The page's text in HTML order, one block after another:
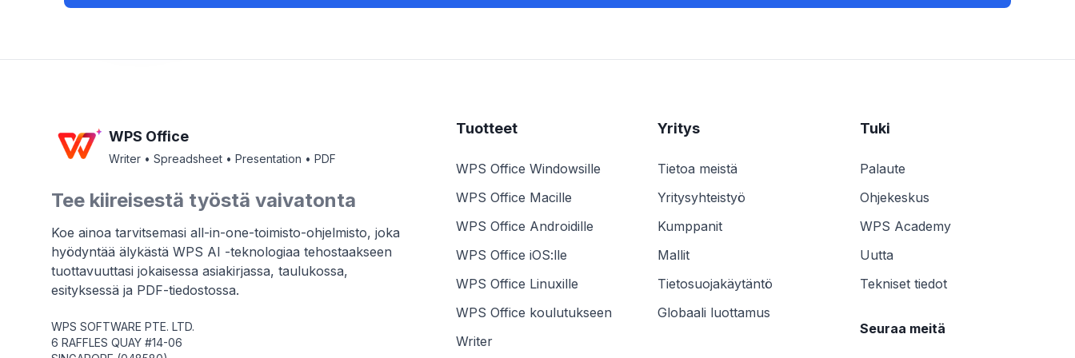
WPS Office
Writer • Spreadsheet • Presentation • PDF
Tee kiireisestä työstä vaivatonta
Koe ainoa tarvitsemasi all-in-one-toimisto-ohjelmisto, joka
hyödyntää älykästä WPS AI -teknologiaa tehostaakseen
tuottavuuttasi jokaisessa asiakirjassa, taulukossa,
esityksessä ja PDF-tiedostossa.
WPS SOFTWARE PTE. LTD.
6 RAFFLES QUAY #14-06
Tuotteet
WPS Office Windowsille
WPS Office Macille
WPS Office Androidille
WPS Office iOS:lle
WPS Office Linuxille
WPS Office koulutukseen
Writer
Yritys
Tietoa meistä
Yritysyhteistyö
Kumppanit
Mallit
Tietosuojakäytäntö
Globaali luottamus
Tuki
Palaute
Ohjekeskus
WPS Academy
Uutta
Tekniset tiedot
Seuraa meitä